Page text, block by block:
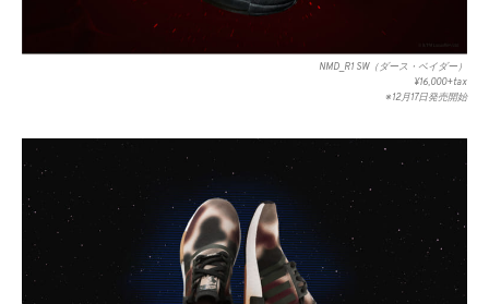
NMD_R1 SW（ダース・ベイダー）
¥16,000+tax
※12月17日発売開始